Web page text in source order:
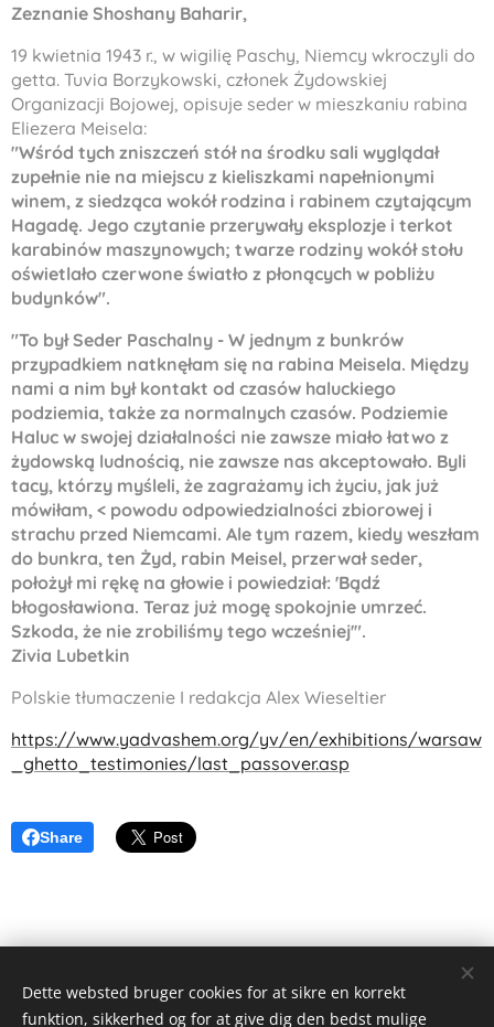
Zeznanie Shoshany Baharir,
19 kwietnia 1943 r., w wigilię Paschy, Niemcy wkroczyli do
getta. Tuvia Borzykowski, członek Żydowskiej
Organizacji Bojowej, opisuje seder w mieszkaniu rabina
Eliezera Meisela:
"Wśród tych zniszczeń stółna środku sali wyglądał
zupełnie nie na miejscu z kieliszkami napełnionymi
winem, z siedząca wokółrodzina i rabinem czytającym
Hagadę. Jego czytanie przerywały eksplozje i terkot
karabinów maszynowych; twarze rodziny wokółstołu
oświetlało czerwone światło z płonących w pobliżu
budynków".
"To byłSeder Paschalny - W jednym z bunkrów
przypadkiem natknęłam się na rabina Meisela. Między
nami a nim byłkontakt od czasów haluckiego
podziemia, także za normalnych czasów. Podziemie
Haluc w swojej działalności nie zawsze miało łatwo z
żydowską ludnością, nie zawsze nas akceptowało. Byli
tacy, którzy myśleli, że zagrażamy ich życiu, jak już
mówiłam, < powodu odpowiedzialności zbiorowej i
strachu przed Niemcami. Ale tym razem, kiedy weszłam
do bunkra, ten Żyd, rabin Meisel, przerwałseder,
położyłmi rękę na głowie i powiedział: 'Bądź
błogosławiona. Teraz już mogę spokojnie umrzeć.
Szkoda, że nie zrobiliśmy tego wcześniej'".
Zivia Lubetkin
Polskie tłumaczenie I redakcja Alex Wieseltier
https://www.yadvashem.org/yv/en/exhibitions/warsaw
_ghetto_testimonies/last_passover.asp
Share
Dette websted bruger cookies for at sikre en korrekt
funktion, sikkerhed og for at give dig den bedst mulige